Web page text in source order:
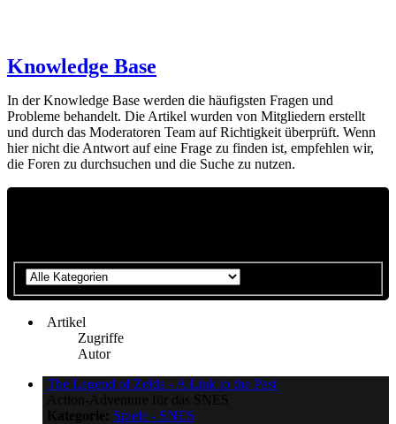
Knowledge Base
In der Knowledge Base werden die häufigsten Fragen und
Probleme behandelt. Die Artikel wurden von Mitgliedern erstellt
und durch das Moderatoren Team auf Richtigkeit überprüft. Wenn
hier nicht die Antwort auf eine Frage zu finden ist, empfehlen wir,
die Foren zu durchsuchen und die Suche zu nutzen.
Artikel
Zugriffe
Autor
The Legend of Zelda - A Link to the Past
Spiele - SNES